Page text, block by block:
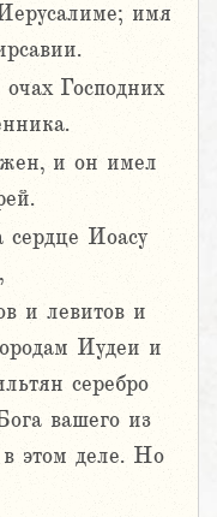
имя
Господних
и он имел
Иоасу
и левитов и
Иудеи и
серебро
вашего из
в этом деле. Но